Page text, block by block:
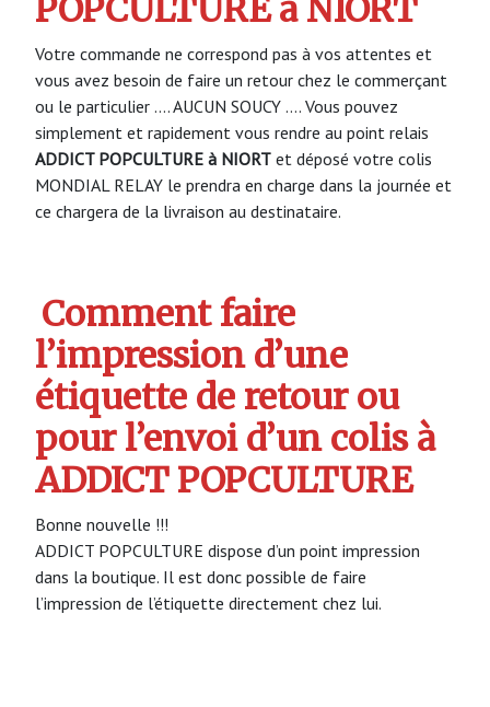
POPCULTURE à NIORT
Votre commande ne correspond pas à vos attentes et
vous avez besoin de faire un retour chez le commerçant
ou le particulier …. AUCUN SOUCY …. Vous pouvez
simplement et rapidement vous rendre au point relais
ADDICT POPCULTURE à NIORT et déposé votre colis
MONDIAL RELAY le prendra en charge dans la journée et
ce chargera de la livraison au destinataire.
Comment faire
l’impression d’une
étiquette de retour ou
pour l’envoi d’un colis à
ADDICT POPCULTURE
Bonne nouvelle !!!
ADDICT POPCULTURE dispose d’un point impression
dans la boutique. Il est donc possible de faire
l’impression de l’étiquette directement chez lui.